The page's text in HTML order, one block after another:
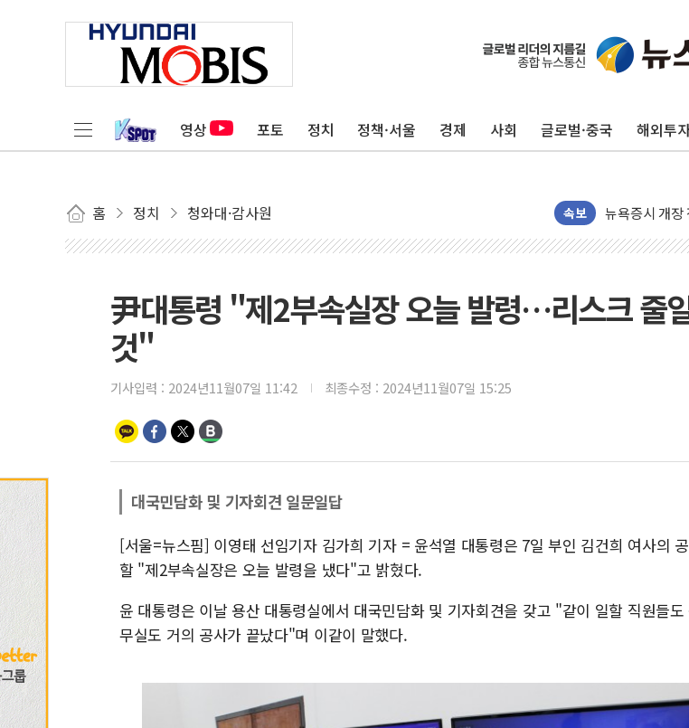
영상 포토 정치 정책·서울 경제 사회 글로벌·중국 해외투
홈 정치 청와대·감사원 속보
리투아니아
뉴욕증시 개장
김정관 장관 "
청와대, 북한
금값 7주 만에
'월가의 황제'
양주 섬유염색
[3보] 북, 원산
우크라 드론
주한미군 "오
구미 폐염산
尹대통령 "제2부속실장 오늘 발령…리스크 줄
것"
기사입력 : 2024년11월07일 11:42 최종수정 : 2024년11월07일 15:25
대국민담화 및 기자회견 일문일답
[서울=뉴스핌] 이영태 선임기자 김가희 기자 = 윤석열 대통령은 7일 부인 김건희 여사의
할 "제2부속실장은 오늘 발령을 냈다"고 밝혔다.
윤 대통령은 이날 용산 대통령실에서 대국민담화 및 기자회견을 갖고 "같이 일할 직원들
무실도 거의 공사가 끝났다"며 이같이 말했다.